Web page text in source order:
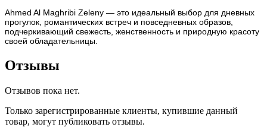
Ahmed Al Maghribi Zeleny — это идеальный выбор для дневных
прогулок, романтических встреч и повседневных образов,
подчеркивающий свежесть, женственность и природную красоту
своей обладательницы.
Отзывы
Отзывов пока нет.
Только зарегистрированные клиенты, купившие данный
товар, могут публиковать отзывы.